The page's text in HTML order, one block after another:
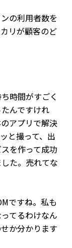
の利用者数を
リが顧客のど
時間がすごく
んですけれ
アプリで解決
と撮って、出
を作って成功
た。売れてな
ですね。私も
てるわけなん
か分かります